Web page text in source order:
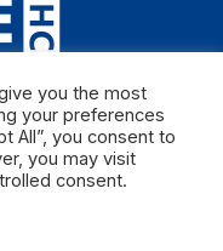
tự nhiên, Đại học Quốc
Năm 2024
you the most
your preferences
All”, you consent to
you may visit
consent.